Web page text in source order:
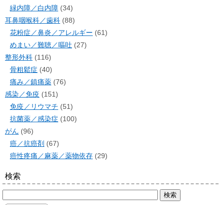
緑内障／白内障 (34)
耳鼻咽喉科／歯科 (88)
花粉症／鼻炎／アレルギー (61)
めまい／難聴／嘔吐 (27)
整形外科 (116)
骨粗鬆症 (40)
痛み／鎮痛薬 (76)
感染／免疫 (151)
免疫／リウマチ (51)
抗菌薬／感染症 (100)
がん (96)
癌／抗癌剤 (67)
癌性疼痛／麻薬／薬物依存 (29)
検索